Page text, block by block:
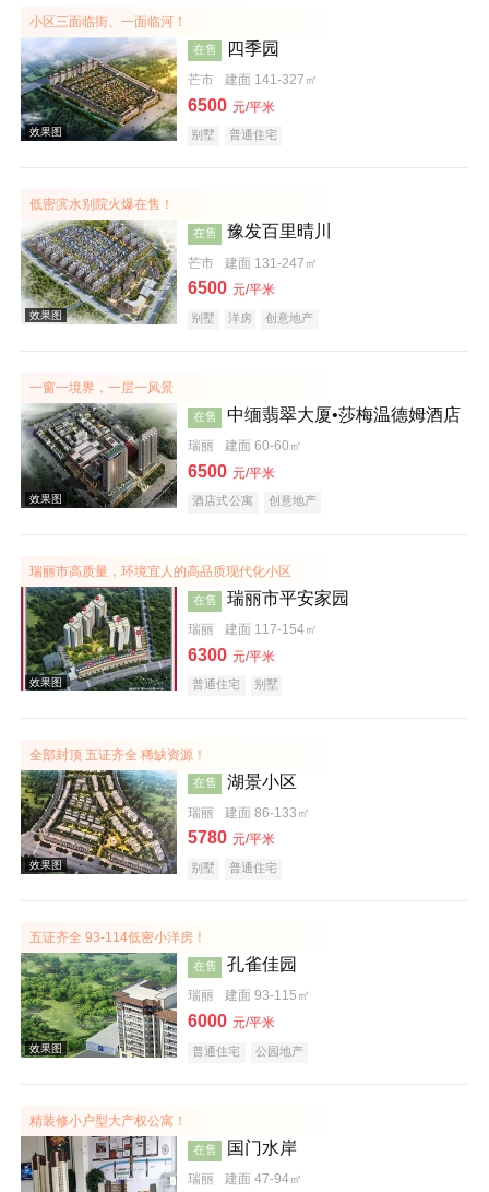
效果图
效果图
小区三面临街、一面临河！
效果图
在售 四季园
芒市 建面 141-327㎡
6500 元/平米
别墅 普通住宅
低密滨水别院火爆在售！
在售 豫发百里晴川
芒市 建面 131-247㎡
6500 元/平米
别墅 洋房 创意地产
一窗一境界，一层一风景
在售 中缅翡翠大厦•莎梅温德姆酒店
瑞丽 建面 60-60㎡
6500 元/平米
酒店式公寓 创意地产
瑞丽市高质量，环境宜人的高品质现代化小区
在售 瑞丽市平安家园
瑞丽 建面 117-154㎡
6300 元/平米
普通住宅 别墅
全部封顶 五证齐全 稀缺资源！
在售 湖景小区
瑞丽 建面 86-133㎡
5780 元/平米
别墅 普通住宅
五证齐全 93-114低密小洋房！
在售 孔雀佳园
瑞丽 建面 93-115㎡
6000 元/平米
普通住宅 公园地产
精装修小户型大产权公寓！
在售 国门水岸
瑞丽 建面 47-94㎡